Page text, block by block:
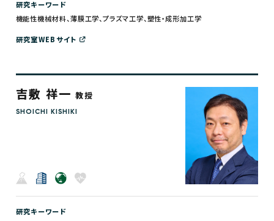
研究キーワード
機能性機械材料、薄膜工学、プラズマ工学、塑性・成形加工学
研究室WEBサイト
吉敷 祥一教授
SHOICHI KISHIKI
研究キーワード